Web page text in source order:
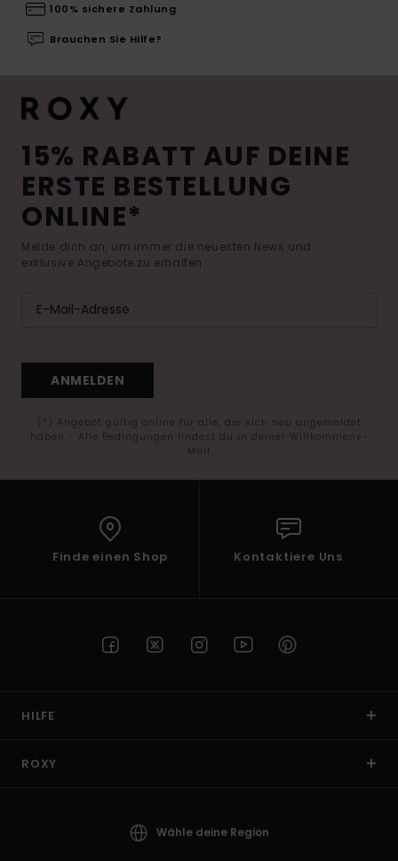
100% sichere Zahlung
Brauchen Sie Hilfe?
15% RABATT AUF DEINE
ERSTE BESTELLUNG
ONLINE*
Melde dich an, um immer die neuesten News und
exklusive Angebote zu erhalten.
ANMELDEN
(*) Angebot gültig online für alle, die sich neu angemeldet
haben - Alle Bedingungen findest du in deiner Willkommens-
Mail
Finde einen Shop Kontaktiere Uns
HILFE
ROXY
Wähle deine Region